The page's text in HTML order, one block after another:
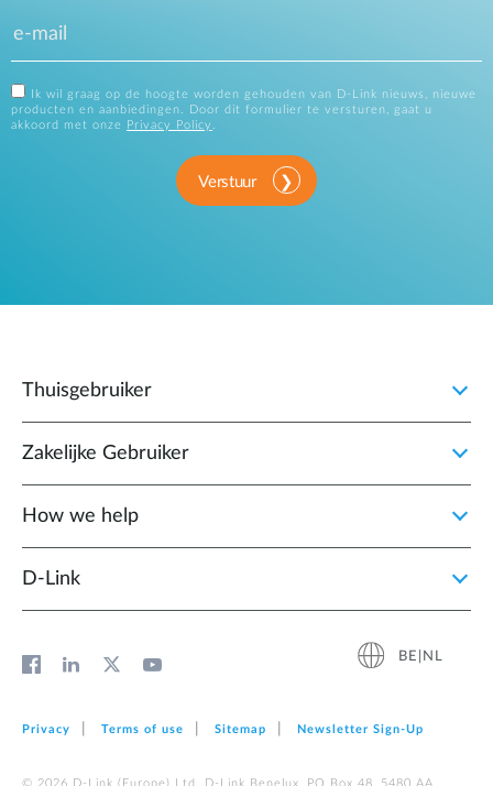
Ik wil graag op de hoogte worden gehouden van D-Link nieuws, nieuwe
producten en aanbiedingen. Door dit formulier te versturen, gaat u
akkoord met onze
Privacy Policy .
Verstuur
Thuisgebruiker
Zakelijke Gebruiker
How we help
D‑Link
BE|NL
Privacy Terms of use Sitemap Newsletter Sign‑Up